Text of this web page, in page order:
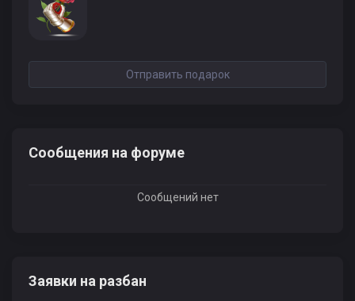
Отправить подарок
Сообщения на форуме
Сообщений нет
Заявки на разбан